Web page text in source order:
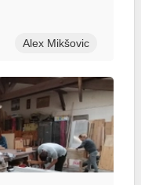
Alex Mikšovic